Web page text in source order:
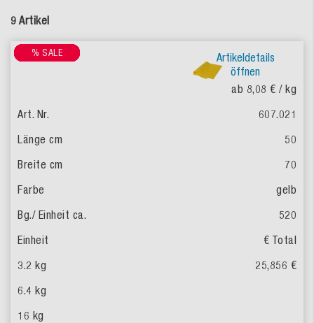
9 Artikel
% SALE
Artikeldetails
öffnen
ab 8,08 € / kg
607.021
50
70
gelb
520
€ Total
25,856 €
% SALE
% SALE
% SALE
% SALE